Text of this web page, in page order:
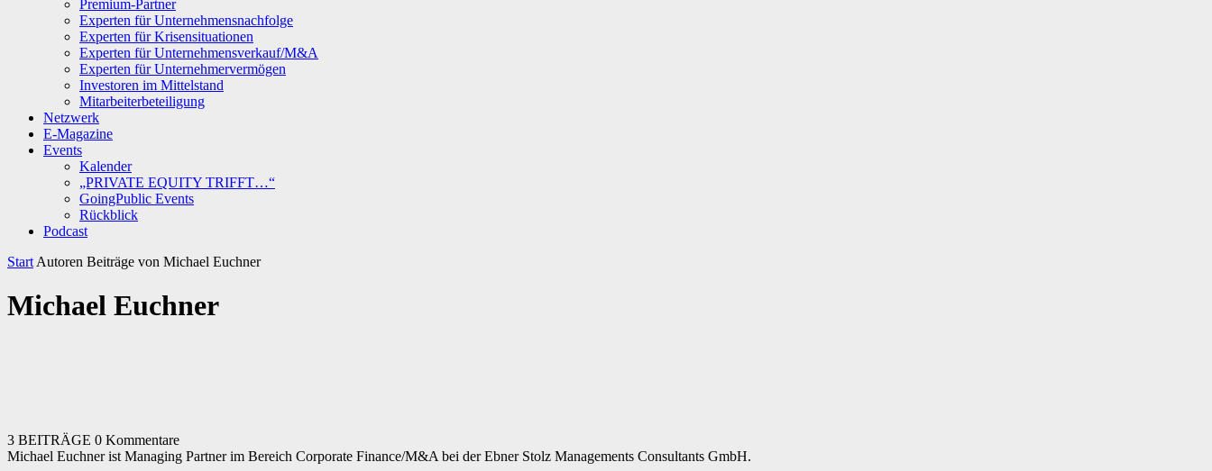
Premium-Partner
Experten für Unternehmensnachfolge
Experten für Krisensituationen
Experten für Unternehmensverkauf/M&A
Experten für Unternehmervermögen
Investoren im Mittelstand
Mitarbeiterbeteiligung
Netzwerk
E-Magazine
Events
Kalender
„PRIVATE EQUITY TRIFFT…“
GoingPublic Events
Rückblick
Podcast
Start Autoren Beiträge von Michael Euchner
Michael Euchner
3 BEITRÄGE 0 Kommentare
Michael Euchner ist Managing Partner im Bereich Corporate Finance/M&A bei der Ebner Stolz Managements Consultants GmbH.